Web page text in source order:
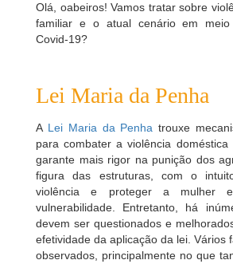
Olá, oabeiros! Vamos tratar sobre
familiar e o atual cenário em
Covid-19?
Lei Maria da Penha
A Lei Maria da Penha trouxe
para combater a violência
garante mais rigor na punição dos
figura das estruturas, com o
violência e proteger a mulher
vulnerabilidade. Entretanto, há
devem ser questionados e
efetividade da aplicação da lei. Vários
observados, principalmente no que